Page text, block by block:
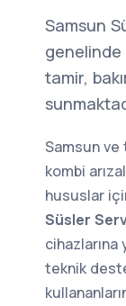
Samsun
genelinde
tamir,
Samsun ve
kombi
hususlar
Süsler
cihazlarına
teknik